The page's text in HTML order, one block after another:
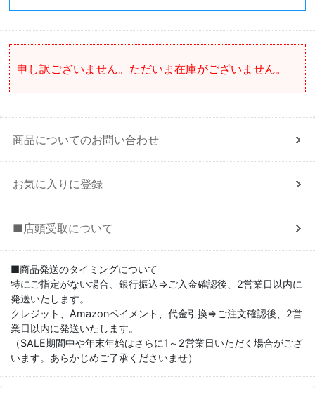
申し訳ございません。ただいま在庫がございません。
商品についてのお問い合わせ
お気に入りに登録
■店頭受取について
■商品発送のタイミングについて
特にご指定がない場合、銀行振込⇒ご入金確認後、2営業日以内に
発送いたします。
クレジット、Amazonペイメント、代金引換⇒ご注文確認後、2営
業日以内に発送いたします。
（SALE期間中や年末年始はさらに1～2営業日いただく場合がござ
います。あらかじめご了承くださいませ）